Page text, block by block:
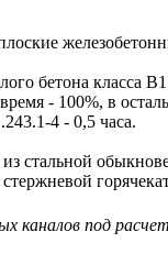
бетона класса
- 100%, в
4 - 0,5 часа.
стальной
под